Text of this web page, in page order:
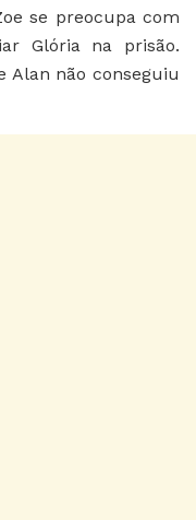
se preocupa com
Glória na prisão.
Alan não conseguiu